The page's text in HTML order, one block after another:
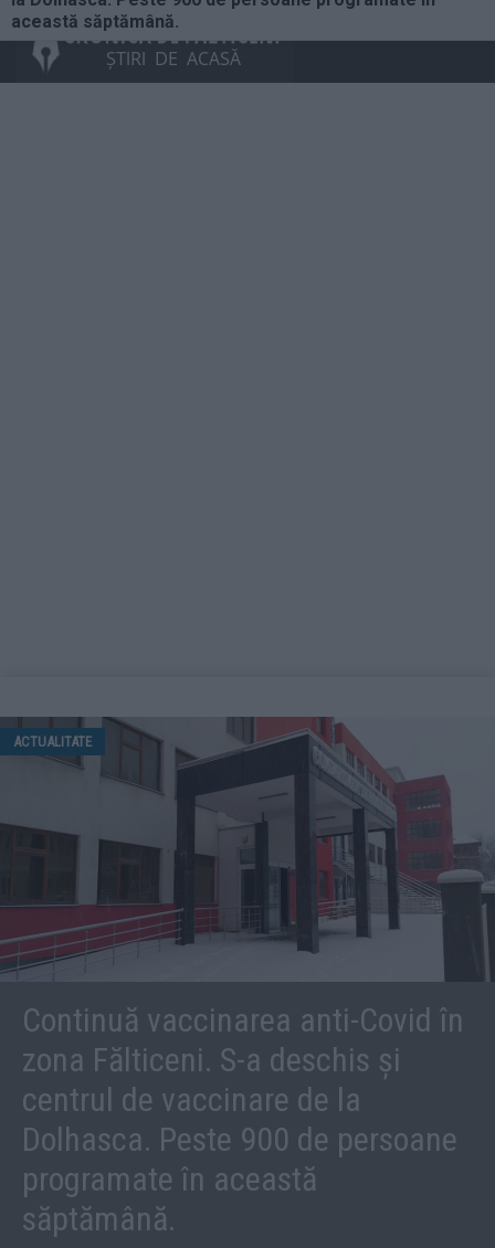
această săptămână.
ACTUALITATE
Continuă vaccinarea anti-Covid în
zona Fălticeni. S-a deschis și
centrul de vaccinare de la
Dolhasca. Peste 900 de persoane
programate în această
săptămână.